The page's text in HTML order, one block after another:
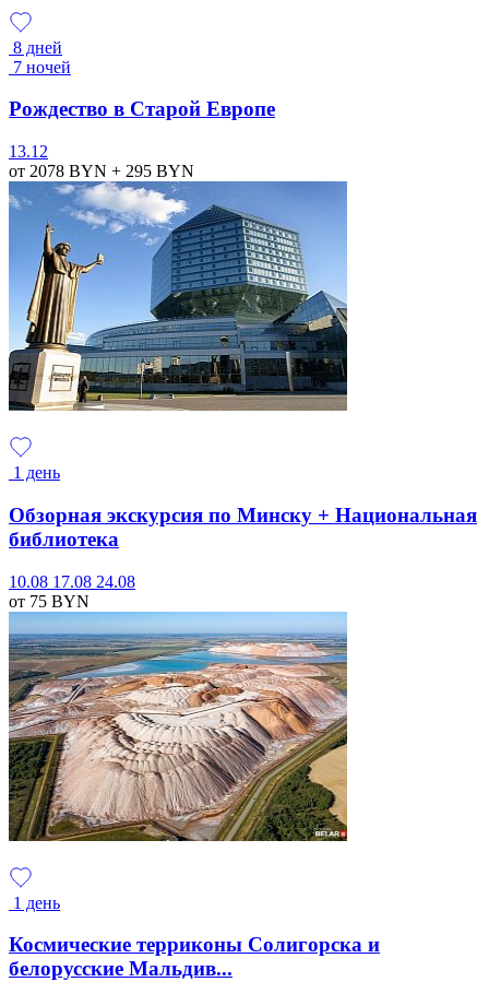
8 дней
7 ночей
Рождество в Старой Европе
13.12
от 2078 BYN + 295 BYN
1 день
Обзорная экскурсия по Минску + Национальная
библиотека
10.08 17.08 24.08
от 75 BYN
1 день
Космические терриконы Солигорска и
белорусские Мальдив...